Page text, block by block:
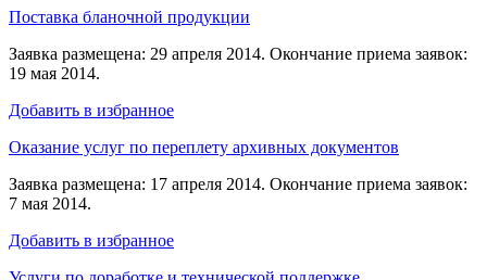
Поставка бланочной продукции
Заявка размещена: 29 апреля 2014. Окончание приема заявок:
19 мая 2014.
Добавить в избранное
Оказание услуг по переплету архивных документов
Заявка размещена: 17 апреля 2014. Окончание приема заявок:
7 мая 2014.
Добавить в избранное